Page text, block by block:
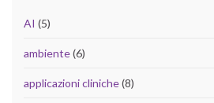
AI (5)
ambiente(6)
applicazioni cliniche(8)